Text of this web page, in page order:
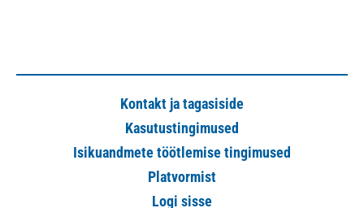
Kontakt ja tagasiside
Kasutustingimused
Isikuandmete töötlemise tingimused
Platvormist
Logi sisse